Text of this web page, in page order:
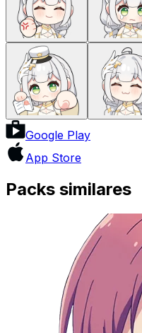
Google Play
App Store
Packs similares